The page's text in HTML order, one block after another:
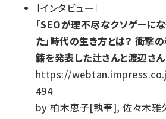
［インタビュー］
「SEOが理不尽なクソゲーに
た」時代の生き方とは？ 衝撃
籍を発表した辻さんと渡辺さ
https://
494
by柏木恵子[執筆], 佐々木雅